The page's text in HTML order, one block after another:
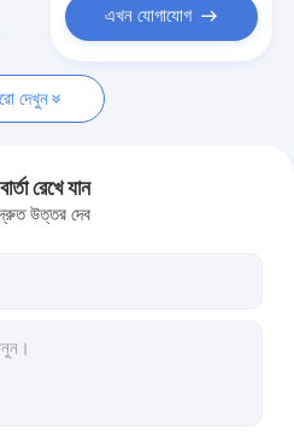
এখন যোগাযোগ
দেখুন
রেখে যান
উত্তর দেব